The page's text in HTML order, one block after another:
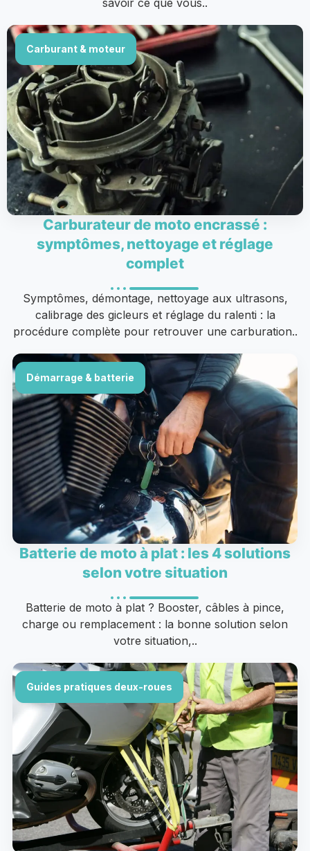
savoir ce que vous..
Carburant & moteur
Carburateur de moto encrassé :
symptômes, nettoyage et réglage
complet
Symptômes, démontage, nettoyage aux ultrasons,
calibrage des gicleurs et réglage du ralenti : la
procédure complète pour retrouver une carburation..
Démarrage & batterie
Batterie de moto à plat : les 4 solutions
selon votre situation
Batterie de moto à plat ? Booster, câbles à pince,
charge ou remplacement : la bonne solution selon
votre situation,..
Guides pratiques deux-roues